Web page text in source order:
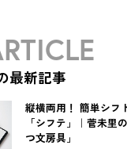
最新記事
縦横両用！ 簡単シフ
「シフテ」｜菅未里
つ文房具」